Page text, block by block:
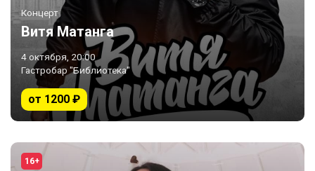
Концерт
Витя Матанга
4 октября, 20:00
Гастробар "Библиотека"
от 1200 ₽
16+